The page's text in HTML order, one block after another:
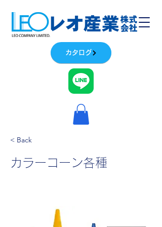
カタログ
< Back
カラーコーン各種